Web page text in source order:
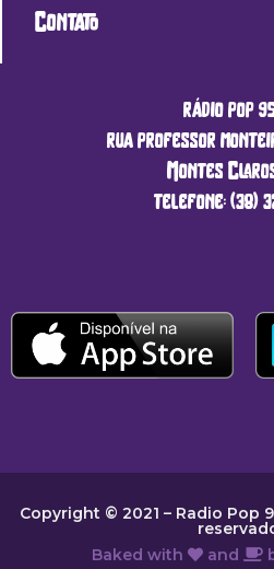
Contato
rádio pop
rua professor
Montes
telefone: (38)
Copyright © 2021 – Radio Pop
Baked with
and